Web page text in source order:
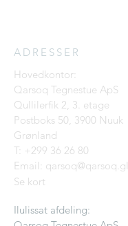
ADRESSER
Hovedkontor:
Qarsoq Tegnestue ApS
Qullilerfik 2, 3. etage
Postboks 50, 3900 Nuuk
Grønland
T: +299 36 26 80
Email: qarsoq@qarsoq.gl
Se kort
Ilulissat afdeling: